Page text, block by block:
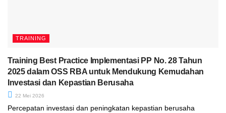
TRAINING
Training Best Practice Implementasi PP No. 28 Tahun
2025 dalam OSS RBA untuk Mendukung Kemudahan
Investasi dan Kepastian Berusaha
22 Mei 2026
Percepatan investasi dan peningkatan kepastian berusaha